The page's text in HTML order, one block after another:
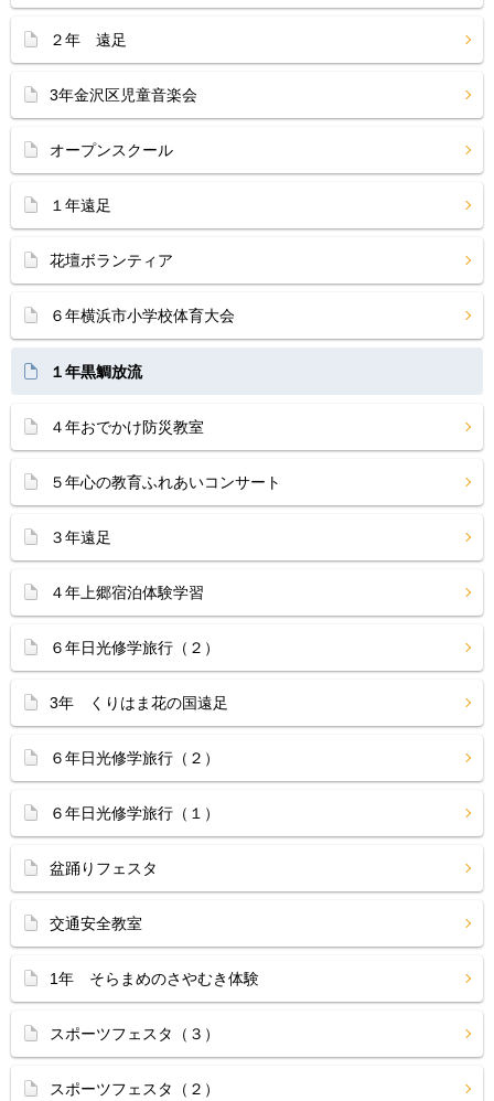
２年 遠足
3年金沢区児童音楽会
オープンスクール
１年遠足
花壇ボランティア
６年横浜市小学校体育大会
１年黒鯛放流
４年おでかけ防災教室
５年心の教育ふれあいコンサート
３年遠足
４年上郷宿泊体験学習
６年日光修学旅行（２）
3年 くりはま花の国遠足
６年日光修学旅行（２）
６年日光修学旅行（１）
盆踊りフェスタ
交通安全教室
1年 そらまめのさやむき体験
スポーツフェスタ（３）
スポーツフェスタ（２）